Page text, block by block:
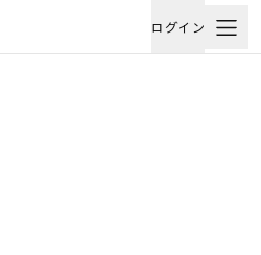
ログイン